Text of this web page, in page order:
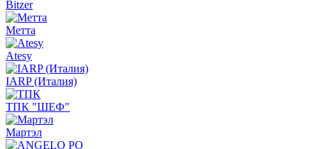
Bitzer
Метта
Atesy
IARP (Италия)
ТПК "ШЕФ"
Мартэл